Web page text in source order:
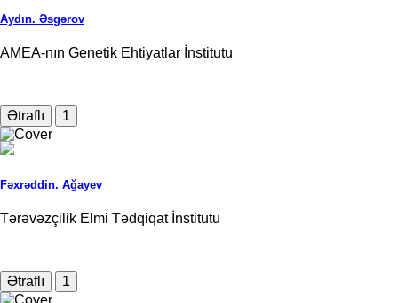
Aydın. Əsgərov
AMEA-nın Genetik Ehtiyatlar İnstitutu
Ətraflı 1
Fəxrəddin. Ağayev
Tərəvəzçilik Elmi Tədqiqat İnstitutu
Ətraflı 1